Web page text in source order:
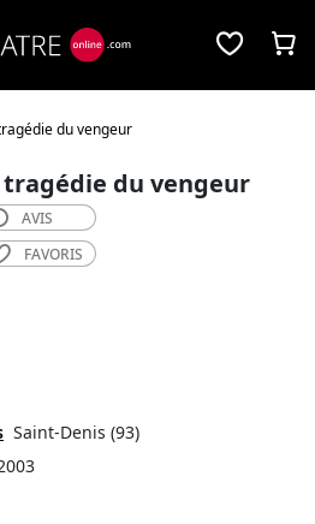
du vengeur
tragédie du vengeur
Saint-Denis (93)
AVIS
FAVORIS